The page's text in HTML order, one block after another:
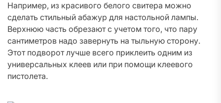
Например, из красивого белого свитера можно
сделать стильный абажур для настольной лампы.
Верхнюю часть обрезают с учетом того, что пару
сантиметров надо завернуть на тыльную сторону.
Этот подворот лучше всего приклеить одним из
универсальных клеев или при помощи клеевого
пистолета.